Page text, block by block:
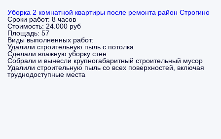
Уборка 2 комнатной квартиры после ремонта район Строгино
Сроки работ: 8 часов
Стоимость: 24.000 руб
Площадь: 57
Виды выполненных работ:
Удалили строительную пыль с потолка
Сделали влажную уборку стен
Собрали и вынесли крупногабаритный строительный мусор
Удалили строительную пыль со всех поверхностей, включая
труднодоступные места